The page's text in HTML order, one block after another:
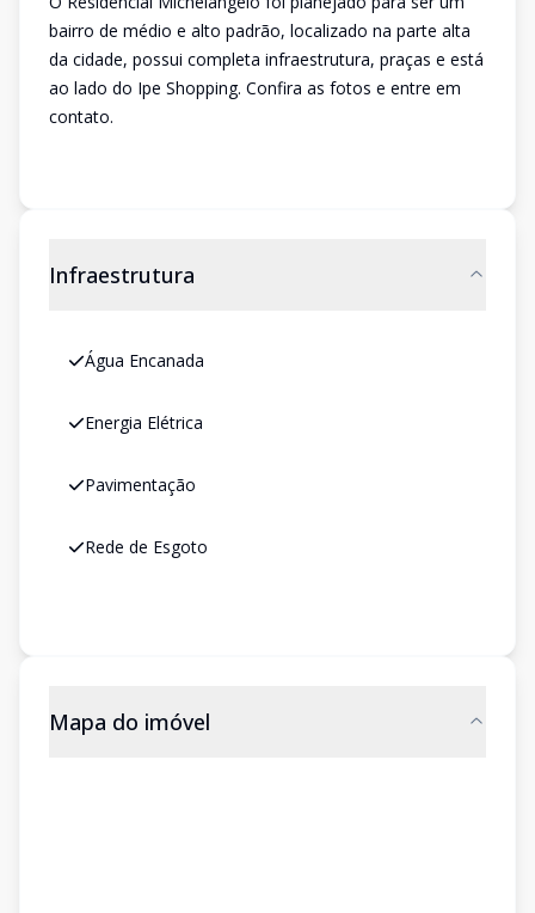
bairro de médio e alto padrão, localizado na parte alta
da cidade, possui completa infraestrutura, praças e está
ao lado do Ipe Shopping. Confira as fotos e entre em
contato.
Infraestrutura
Água Encanada
Energia Elétrica
Pavimentação
Rede de Esgoto
Mapa do imóvel